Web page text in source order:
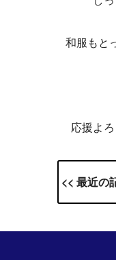
和服もと
応援よ
<< 最近の